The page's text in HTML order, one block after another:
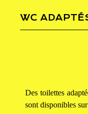
WC
Des toilettes
sont disponibles